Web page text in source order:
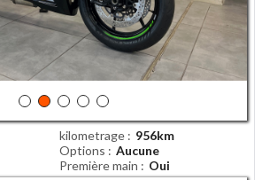
kilometrage
956km
Options
Aucune
Première main
Oui